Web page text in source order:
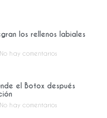
los rellenos labiales
No hay comentarios
el Botox después
No hay comentarios